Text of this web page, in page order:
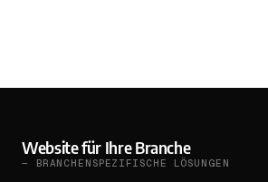
Website für Ihre Branche
— BRANCHENSPEZIFISCHE LÖSUNGEN